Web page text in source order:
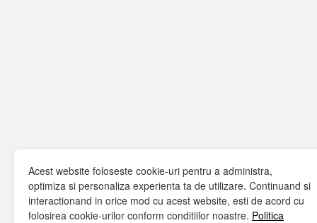
Acest website foloseste cookie-uri pentru a administra,
optimiza si personaliza experienta ta de utilizare. Continuand si
interactionand in orice mod cu acest website, esti de acord cu
folosirea cookie-urilor conform conditiilor noastre. Politica